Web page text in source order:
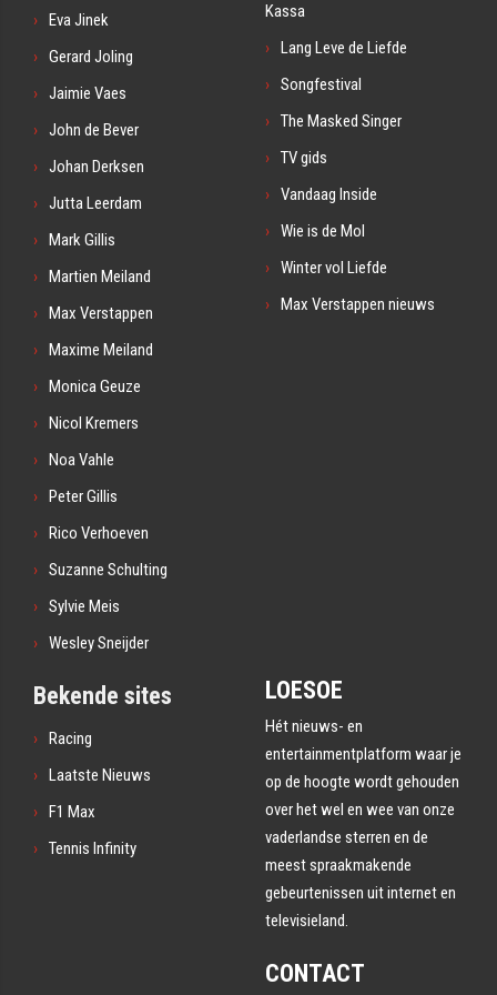
Eva Jinek
Gerard Joling
Jaimie Vaes
John de Bever
Johan Derksen
Jutta Leerdam
Mark Gillis
Martien Meiland
Max Verstappen
Maxime Meiland
Monica Geuze
Nicol Kremers
Noa Vahle
Peter Gillis
Rico Verhoeven
Suzanne Schulting
Sylvie Meis
Wesley Sneijder
Kassa
Lang Leve de Liefde
Songfestival
The Masked Singer
TV gids
Vandaag Inside
Wie is de Mol
Winter vol Liefde
Max Verstappen nieuws
Bekende sites
Racing
Laatste Nieuws
F1 Max
Tennis Infinity
LOESOE
Hét nieuws- en
entertainmentplatform waar je
op de hoogte wordt gehouden
over het wel en wee van onze
vaderlandse sterren en de
meest spraakmakende
gebeurtenissen uit internet en
televisieland.
CONTACT